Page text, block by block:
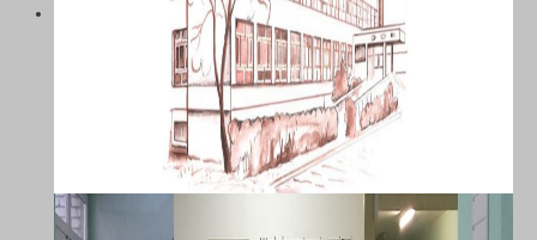
SZKOŁA PODSTAWOWA NR 58 Z